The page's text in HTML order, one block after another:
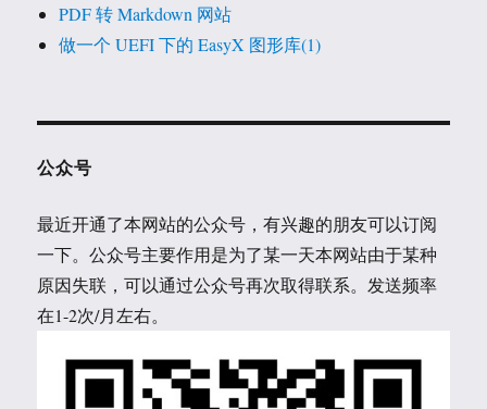
PDF 转 Markdown 网站
做一个 UEFI 下的 EasyX 图形库(1)
公众号
最近开通了本网站的公众号，有兴趣的朋友可以订阅
一下。公众号主要作用是为了某一天本网站由于某种
原因失联，可以通过公众号再次取得联系。发送频率
在1-2次/月左右。